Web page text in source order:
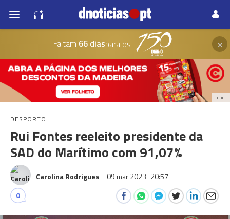
Faltam 66 diaspara os ×
PUB
DESPORTO
Rui Fontes reeleito presidente da
SAD do Marítimo com 91,07%
Carolina Rodrigues 09 mar 2023 20:57
0